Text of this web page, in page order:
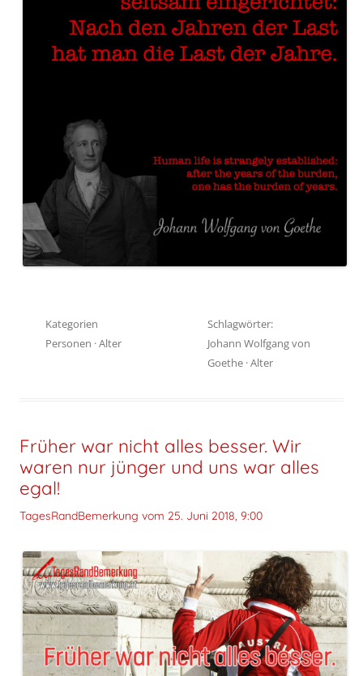
Kategorien
Personen ·Alter
Schlagwörter:
Johann Wolfgang von
Goethe ·Alter
Früher war nicht alles besser. Wir
waren nur jünger und uns war alles
egal!
TagesRandBemerkung vom 25. Juni 2018, 9:00